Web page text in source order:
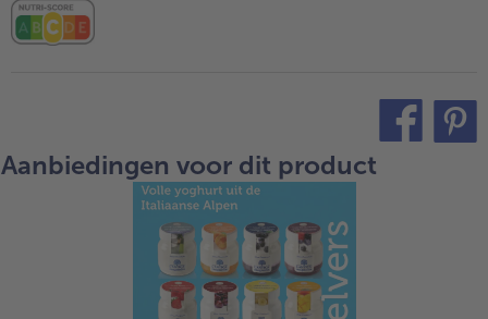
teilen
Aanbiedingen voor dit product